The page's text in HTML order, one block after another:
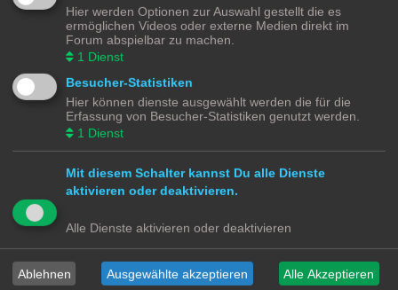
Gehe zu
Deutsche Übersetzung durchphpBB.de
Datenschutz| Nutzungsbedingungen
Webseiten
Das Mittelleiter Magazin
Olli's Modellbahn Seite
Von Klockenstedt über Bürenwerder nach Klingsiel
Hier werden Optionen zur Auswahl gestellt die es
ermöglichen Videos oder externe Medien direkt im
Forum abspielbar zu machen.
1 Dienst
Besucher-Statistiken
Hier können dienste ausgewählt werden die für die
Erfassung von Besucher-Statistiken genutzt werden.
1 Dienst
Mit diesem Schalter kannst Du alle Dienste
aktivieren oder deaktivieren.
Alle Dienste aktivieren oder deaktivieren
Ablehnen Ausgewählte akzeptieren Alle Akzeptieren